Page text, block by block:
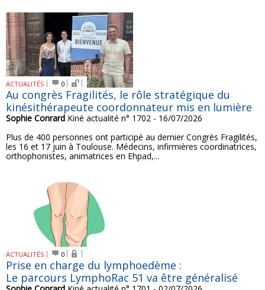
ACTUALITÉS 0
Au congrès Fragilités, le rôle stratégique du
kinésithérapeute coordonnateur mis en lumière
Sophie Conrard Kiné actualité n° 1702 - 16/07/2026
Plus de 400 personnes ont participé au dernier Congrès Fragilités,
les 16 et 17 juin à Toulouse. Médecins, infirmières coordinatrices,
orthophonistes, animatrices en Ehpad,...
ACTUALITÉS 0
Prise en charge du lymphoedème :
Le parcours LymphoRac 51 va être généralisé